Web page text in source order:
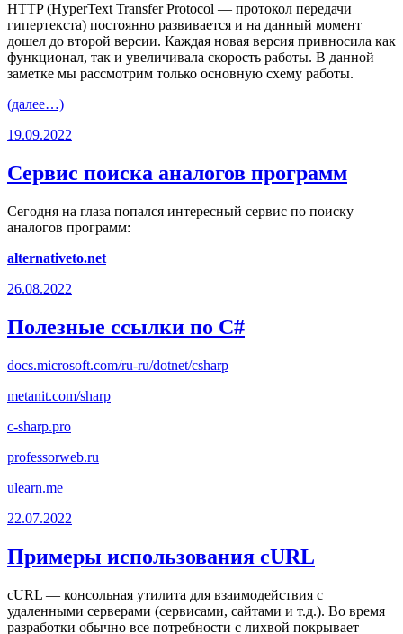
HTTP (HyperText Transfer Protocol — протокол передачи
гипертекста) постоянно развивается и на данный момент
дошел до второй версии. Каждая новая версия привносила как
функционал, так и увеличивала скорость работы. В данной
заметке мы рассмотрим только основную схему работы.
(далее…)
19.09.2022
Сервис поиска аналогов программ
Сегодня на глаза попался интересный сервис по поиску
аналогов программ:
alternativeto.net
26.08.2022
Полезные ссылки по C#
docs.microsoft.com/ru-ru/dotnet/csharp
metanit.com/sharp
c-sharp.pro
professorweb.ru
ulearn.me
22.07.2022
Примеры использования cURL
cURL — консольная утилита для взаимодействия с
удаленными серверами (сервисами, сайтами и т.д.). Во время
разработки обычно все потребности с лихвой покрывает